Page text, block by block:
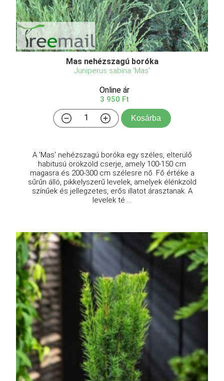
Mas nehézszagú boróka
Juniperus sabina 'Mas'
Online ár
3 950 Ft
Kosárba
A 'Mas' nehézszagú boróka egy széles, elterülő
habitusú örökzöld cserje, amely 100-150 cm
magasra és 200-300 cm szélesre nő. Fő értéke a
sűrűn álló, pikkelyszerű levelek, amelyek élénkzöld
színűek és jellegzetes, erős illatot árasztanak. A
levelek té ...